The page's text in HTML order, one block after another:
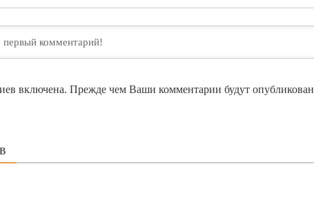
включена. Прежде чем Ваши комментарии будут